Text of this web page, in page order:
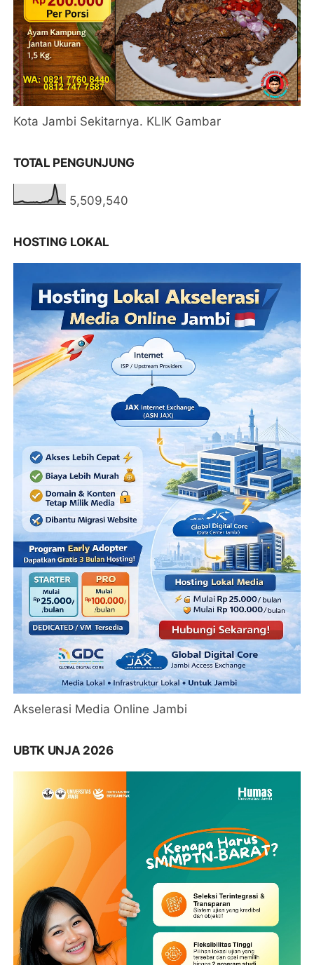
Kota Jambi Sekitarnya. KLIK Gambar
TOTAL PENGUNJUNG
5,509,540
HOSTING LOKAL
Akselerasi Media Online Jambi
UBTK UNJA 2026